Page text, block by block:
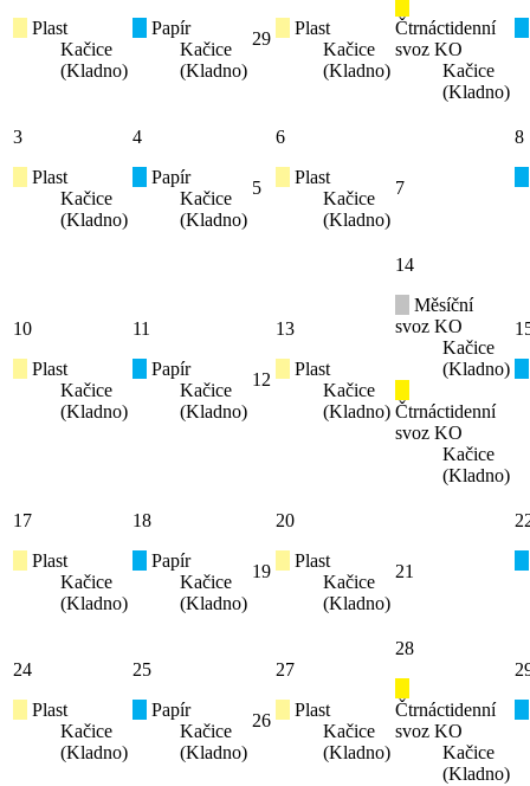
Plast
Kačice
(Kladno)
Papír
Kačice
(Kladno)
29
Plast
Kačice
(Kladno)
Čtrnáctidenní
svoz KO
Kačice
(Kladno)
3
Plast
Kačice
(Kladno)
4
Papír
Kačice
(Kladno)
5
6
Plast
Kačice
(Kladno)
7
8
10
Plast
Kačice
(Kladno)
11
Papír
Kačice
(Kladno)
12
13
Plast
Kačice
(Kladno)
14
Měsíční
svoz KO
Kačice
(Kladno)
Čtrnáctidenní
svoz KO
Kačice
(Kladno)
17
Plast
Kačice
(Kladno)
18
Papír
Kačice
(Kladno)
19
20
Plast
Kačice
(Kladno)
21
24
Plast
Kačice
(Kladno)
25
Papír
Kačice
(Kladno)
26
27
Plast
Kačice
(Kladno)
28
Čtrnáctidenní
svoz KO
Kačice
(Kladno)